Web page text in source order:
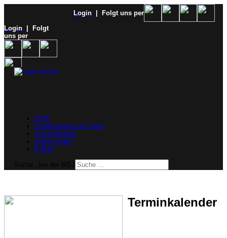
Login
| Folgt uns per
Login
| Folgt
uns per
SVW
Ergebnisdienst & Portal
Schachjugend
Verein finden
E-Mail
Terminkalender